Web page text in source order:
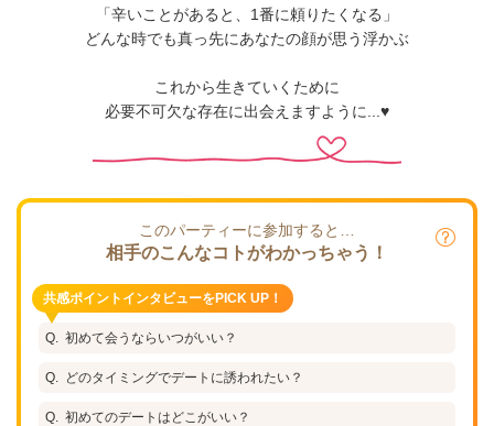
「辛いことがあると、1番に頼りたくなる」
どんな時でも真っ先にあなたの顔が思う浮かぶ
これから生きていくために
必要不可欠な存在に出会えますように...♥
このパーティーに参加すると…
相手のこんなコトがわかっちゃう！
共感ポイントインタビューをPICK UP！
初めて会うならいつがいい？
どのタイミングでデートに誘われたい？
初めてのデートはどこがいい？